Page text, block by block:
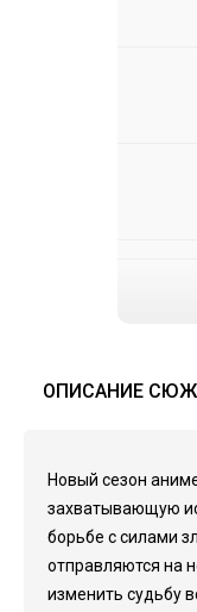
ОПИСАНИЕ
Новый сезон
захватывающую
борьбе с силами
отправляются на
изменить судьбу